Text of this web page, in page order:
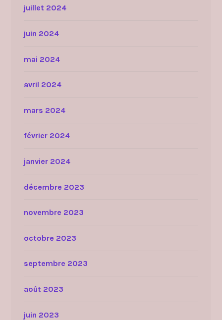
juillet 2024
juin 2024
mai 2024
avril 2024
mars 2024
février 2024
janvier 2024
décembre 2023
novembre 2023
octobre 2023
septembre 2023
août 2023
juin 2023